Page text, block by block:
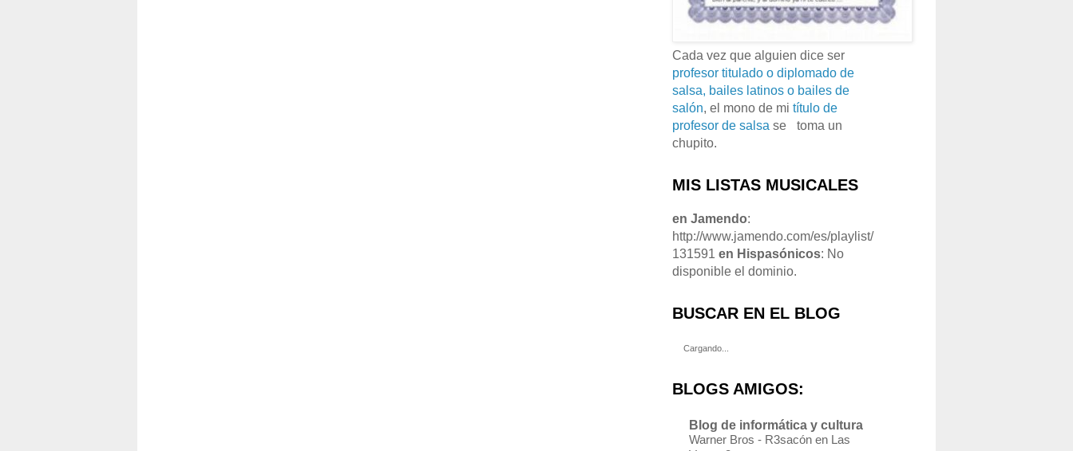
Cada vez que alguien dice ser
profesor titulado o diplomado de
salsa, bailes latinos o bailes de
salón, el mono de mi título de
profesor de salsa se
toma un
chupito.
MIS LISTAS MUSICALES
en Jamendo:
http://www.jamendo.com/es/playlist/
131591 en Hispasónicos: No
disponible el dominio.
BUSCAR EN EL BLOG
Cargando...
BLOGS AMIGOS:
Blog de informática y cultura
Warner Bros - R3sacón en Las